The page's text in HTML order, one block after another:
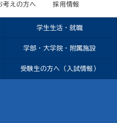
考えの方へ 採用情報
学生生活・就職
学部・大学院・附属施設
受験生の方へ（入試情報）